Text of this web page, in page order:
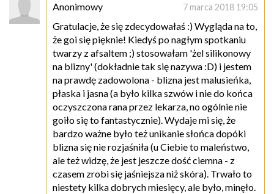
Anonimowy 7 marca 2018 19:05
Gratulacje, że się zdecydowałaś :) Wygląda na to,
że goi się pięknie! Kiedyś po nagłym spotkaniu
twarzy z afsaltem ;) stosowałam 'żel silikonowy
na blizny' (dokładnie tak się nazywa :D) i jestem
na prawdę zadowolona - blizna jest malusieńka,
płaska i jasna (a było kilka szwów i nie do końca
oczyszczona rana przez lekarza, no ogólnie nie
goiło się to fantastycznie). Wydaje mi się, że
bardzo ważne było też unikanie słońca dopóki
blizna się nie rozjaśniła (u Ciebie to maleństwo,
ale też widzę, że jest jeszcze dość ciemna - z
czasem zrobi się jaśniejsza niż skóra). Trwało to
niestety kilka dobrych miesięcy, ale było, minęło.